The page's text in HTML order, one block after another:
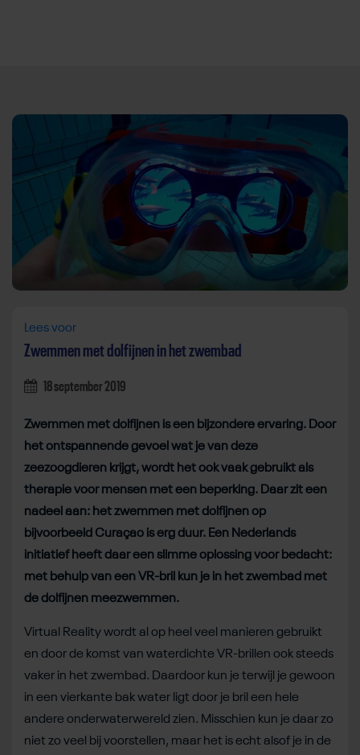
Direct door naar content
Lees voor
Zwemmen met dolfijnen in het zwembad
18 september 2019
Zwemmen met dolfijnen is een bijzondere ervaring. Door
het ontspannende gevoel wat je van deze
zeezoogdieren krijgt, wordt het ook vaak gebruikt als
therapie voor mensen met een beperking. Daar zit een
nadeel aan: het zwemmen met dolfijnen op
bijvoorbeeld Curaçao is erg duur. Een Nederlands
initiatief heeft daar een slimme oplossing voor bedacht:
met behulp van een VR-bril kun je in het zwembad met
de dolfijnen meezwemmen.
Virtual Reality wordt al op heel veel manieren gebruikt
en door de komst van waterdichte VR-brillen ook steeds
vaker in het zwembad. Daardoor kun je terwijl je gewoon
in een vierkante bak water ligt door je bril een hele
andere onderwaterwereld zien. Misschien kun je daar zo
niet zo veel bij voorstellen, maar het is echt alsof je in de